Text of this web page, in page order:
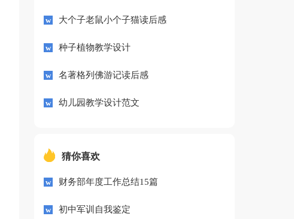
大个子老鼠小个子猫读后感
种子植物教学设计
名著格列佛游记读后感
幼儿园教学设计范文
猜你喜欢
财务部年度工作总结15篇
初中军训自我鉴定